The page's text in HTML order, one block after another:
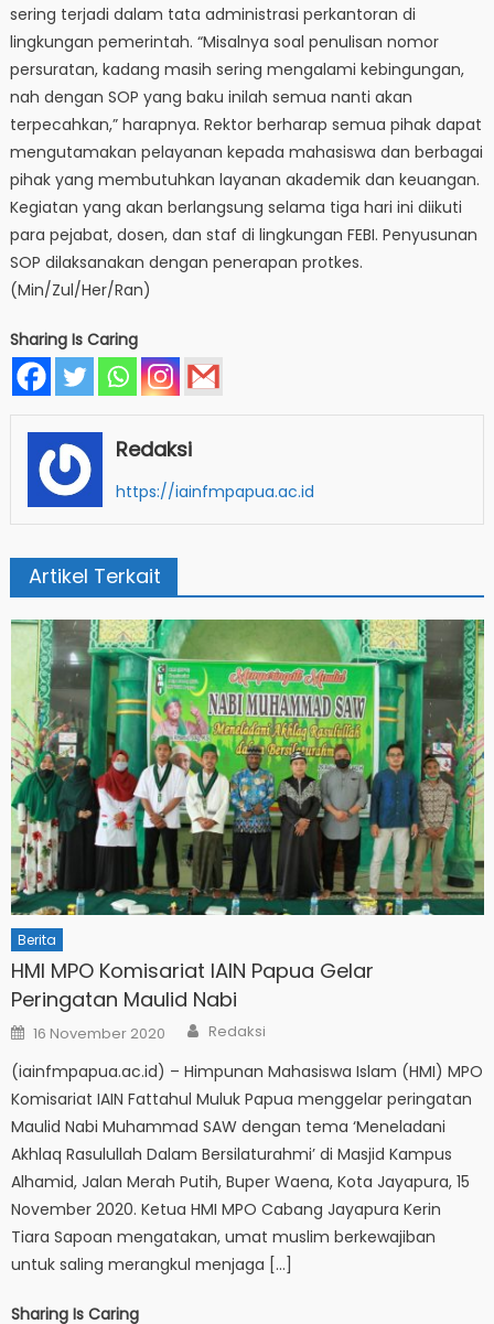
sering terjadi dalam tata administrasi perkantoran di
lingkungan pemerintah. “Misalnya soal penulisan nomor
persuratan, kadang masih sering mengalami kebingungan,
nah dengan SOP yang baku inilah semua nanti akan
terpecahkan,” harapnya. Rektor berharap semua pihak dapat
mengutamakan pelayanan kepada mahasiswa dan berbagai
pihak yang membutuhkan layanan akademik dan keuangan.
Kegiatan yang akan berlangsung selama tiga hari ini diikuti
para pejabat, dosen, dan staf di lingkungan FEBI. Penyusunan
SOP dilaksanakan dengan penerapan protkes.
(Min/Zul/Her/Ran)
Sharing Is Caring
Redaksi
https://iainfmpapua.ac.id
Artikel Terkait
Berita
HMI MPO Komisariat IAIN Papua Gelar
Peringatan Maulid Nabi
Posted
on
16 November 2020 Author
Redaksi
(iainfmpapua.ac.id) – Himpunan Mahasiswa Islam (HMI) MPO
Komisariat IAIN Fattahul Muluk Papua menggelar peringatan
Maulid Nabi Muhammad SAW dengan tema ‘Meneladani
Akhlaq Rasulullah Dalam Bersilaturahmi’ di Masjid Kampus
Alhamid, Jalan Merah Putih, Buper Waena, Kota Jayapura, 15
November 2020. Ketua HMI MPO Cabang Jayapura Kerin
Tiara Sapoan mengatakan, umat muslim berkewajiban
untuk saling merangkul menjaga […]
Sharing Is Caring